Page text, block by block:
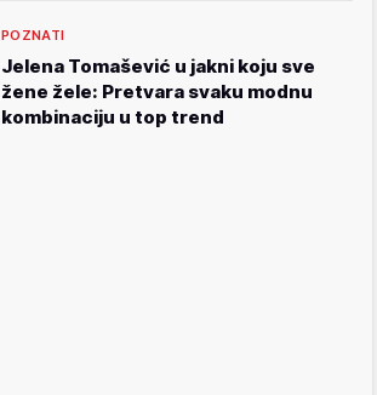
POZNATI
Jelena Tomašević u jakni koju sve
žene žele: Pretvara svaku modnu
kombinaciju u top trend